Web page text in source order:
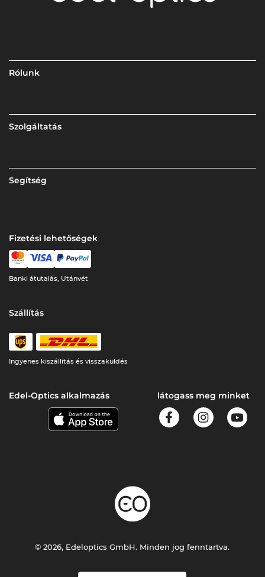
Rólunk
Szolgáltatás
Segítség
Fizetési lehetőségek
Banki átutalás, Utánvét
Szállítás
Ingyenes kiszállítás és visszaküldés
Edel-Optics alkalmazás látogass meg minket
© 2026, Edeloptics GmbH. Minden jog fenntartva.